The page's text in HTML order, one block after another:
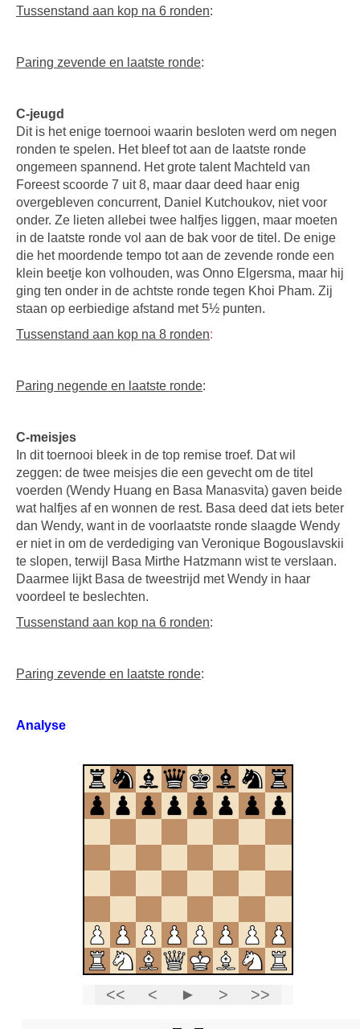
Tussenstand aan kop na 6 ronden:
Paring zevende en laatste ronde:
C-jeugd
Dit is het enige toernooi waarin besloten werd om negen
ronden te spelen. Het bleef tot aan de laatste ronde
ongemeen spannend. Het grote talent Machteld van
Foreest scoorde 7 uit 8, maar daar deed haar enig
overgebleven concurrent, Daniel Kutchoukov, niet voor
onder. Ze lieten allebei twee halfjes liggen, maar moeten
in de laatste ronde vol aan de bak voor de titel. De enige
die het moordende tempo tot aan de zevende ronde een
klein beetje kon volhouden, was Onno Elgersma, maar hij
ging ten onder in de achtste ronde tegen Khoi Pham. Zij
staan op eerbiedige afstand met 5½ punten.
Tussenstand aan kop na 8 ronden:
Paring negende en laatste ronde:
C-meisjes
In dit toernooi bleek in de top remise troef. Dat wil
zeggen: de twee meisjes die een gevecht om de titel
voerden (Wendy Huang en Basa Manasvita) gaven beide
wat halfjes af en wonnen de rest. Basa deed dat iets beter
dan Wendy, want in de voorlaatste ronde slaagde Wendy
er niet in om de verdediging van Veronique Bogouslavskii
te slopen, terwijl Basa Mirthe Hatzmann wist te verslaan.
Daarmee lijkt Basa de tweestrijd met Wendy in haar
voordeel te beslechten.
Tussenstand aan kop na 6 ronden:
Paring zevende en laatste ronde:
Analyse